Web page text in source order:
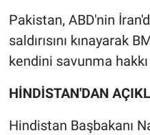
Pakistan, ABD'nin
saldırısını kınayarak
kendini savunma
HİNDİSTAN'DAN
Hindistan Başbakanı